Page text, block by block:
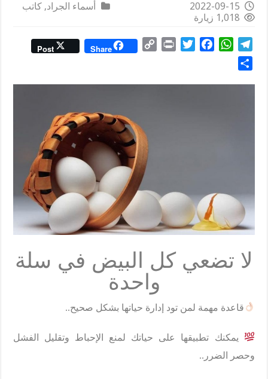
2022-09-15 أسماء الجراد, كاتب
1,018 زيارة
e
W
t
e
t
n
C
y
n
Share
Post
لا تضعي كل البيض في سلة
واحدة
قاعدة مهمة لمن تود إدارة حياتها بشكل صحيح..
يمكنك تطبيقها على حياتك لمنع الإحباط وتقليل الفشل
وحصر الضرر..